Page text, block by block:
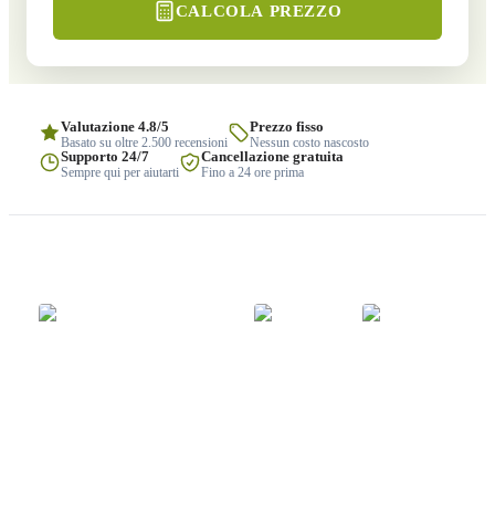
CALCOLA PREZZO
Valutazione 4.8/5
Basato su oltre 2.500 recensioni
Prezzo fisso
Nessun costo nascosto
Supporto 24/7
Sempre qui per aiutarti
Cancellazione gratuita
Fino a 24 ore prima